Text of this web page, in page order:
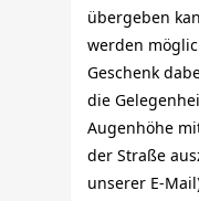
übergeben
werden
Geschenk
die
Augenhöhe
der Straße
unserer E-